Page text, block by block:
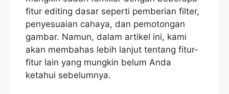
fitur editing dasar seperti pemberian filter,
penyesuaian cahaya, dan pemotongan
gambar. Namun, dalam artikel ini, kami
akan membahas lebih lanjut tentang fitur-
fitur lain yang mungkin belum Anda
ketahui sebelumnya.